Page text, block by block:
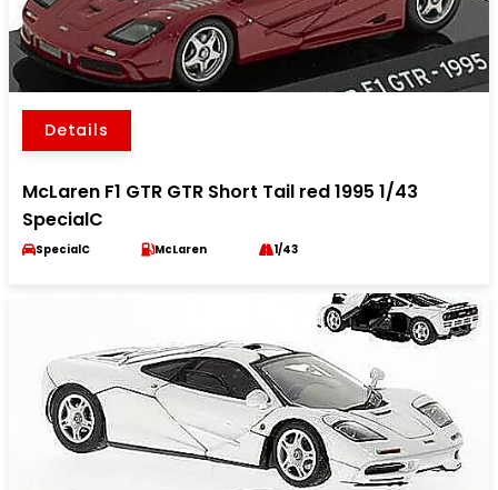
Details
McLaren F1 GTR GTR Short Tail red 1995 1/43
SpecialC
SpecialC McLaren 1/43